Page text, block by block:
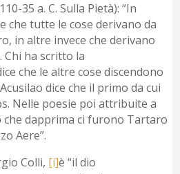
35 a. C. Sulla Pietà): “In
che tutte le cose derivano da
in altre invece che derivano
Chi ha scritto la
che le altre cose discendono
dice che il primo da cui
Nelle poesie poi attribuite a
che dapprima ci furono Tartaro
Aere”.
Colli, [i]è “il dio